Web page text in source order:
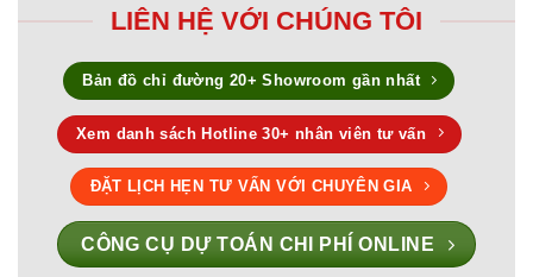
LIÊN HỆ VỚI CHÚNG TÔI
Bản đồ chỉ đường 20+ Showroom gần nhất
Xem danh sách Hotline 30+ nhân viên tư vấn
ĐẶT LỊCH HẸN TƯ VẤN VỚI CHUYÊN GIA
CÔNG CỤ DỰ TOÁN CHI PHÍ ONLINE